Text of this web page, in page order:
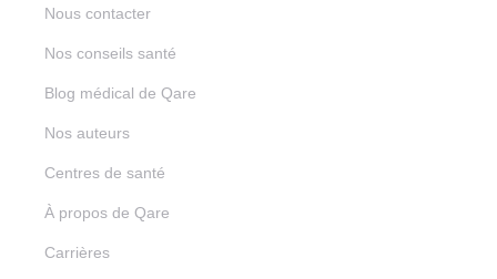
Nous contacter
Nos conseils santé
Blog médical de Qare
Nos auteurs
Centres de santé
À propos de Qare
Carrières